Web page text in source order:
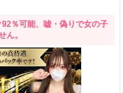
％可能、嘘・偽りで女の子
ん。